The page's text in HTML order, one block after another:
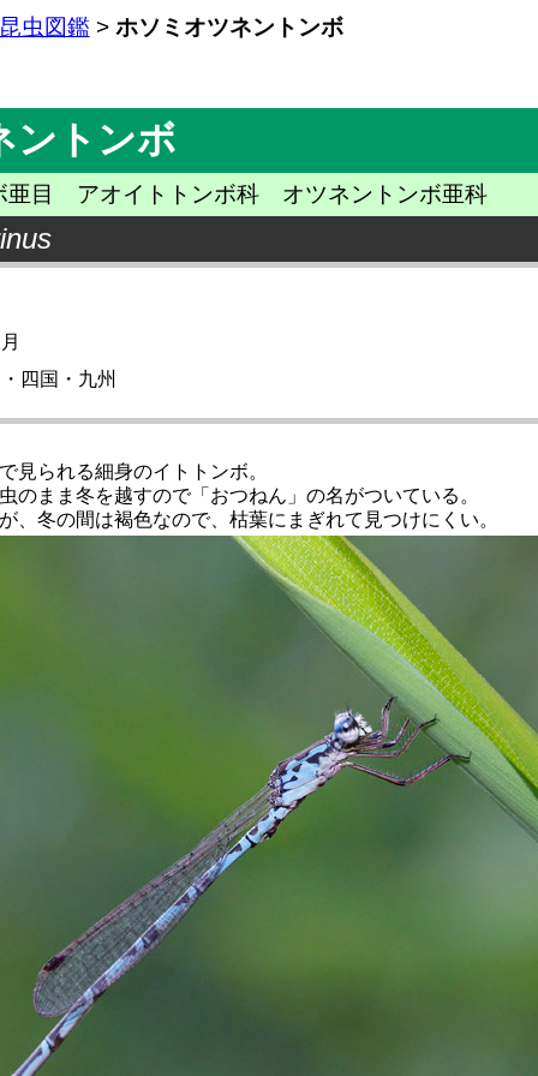
虫図鑑> ホソミオツネントンボ
ントンボ
目 アオイトトンボ科 オツネントンボ亜科
四国・九州
見られる細身のイトトンボ。
のまま冬を越すので「おつねん」の名がついている。
、冬の間は褐色なので、枯葉にまぎれて見つけにくい。